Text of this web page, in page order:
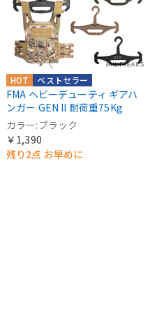
ベストセラー
HOT
FMA ヘビーデューティ ギアハ
ンガー GEN II 耐荷重75Kg
カラー:ブラック
￥1,390
残り2点 お早めに